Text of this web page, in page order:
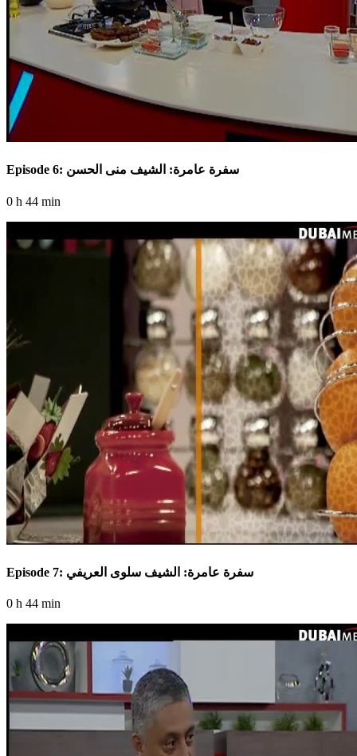
Episode 6: سفرة عامرة: الشيف منى الحسن
0 h 44 min
Episode 7: سفرة عامرة: الشيف سلوى العريفي
0 h 44 min